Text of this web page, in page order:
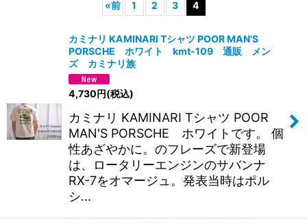
絞り込む
«前 1 2 3 4
カミナリ KAMINARI Tシャツ POOR MAN'S
PORSCHE ホワイト kmt-109 通販 メン
ズ カミナリ族
4,730円(税込)
カミナリ KAMINARI Tシャツ POOR
MAN'S PORSCHE ホワイトです。 個
性あざやかに。のフレーズで新登場
は、ロータリーエンジンのサバンナ
RX-7をオマージュ。発表当時はポル
シ…